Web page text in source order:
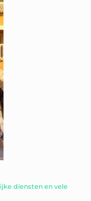
diensten en vele